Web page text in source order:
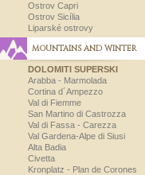
Ostrov Capri
Ostrov Sicília
Liparské ostrovy
MOUNTAINS AND WINTER
DOLOMITI SUPERSKI
Arabba - Marmolada
Cortina d´Ampezzo
Val di Fiemme
San Martino di Castrozza
Val di Fassa - Carezza
Val Gardena-Alpe di Siusi
Alta Badia
Civetta
Kronplatz - Plan de Corones